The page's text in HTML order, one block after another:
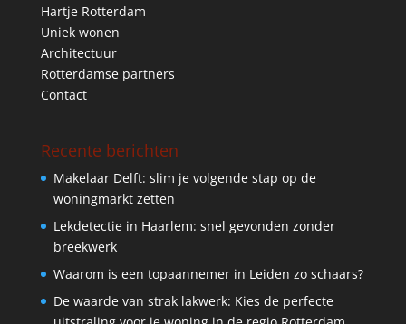
Hartje Rotterdam
Uniek wonen
Architectuur
Rotterdamse partners
Contact
Recente berichten
Makelaar Delft: slim je volgende stap op de
woningmarkt zetten
Lekdetectie in Haarlem: snel gevonden zonder
breekwerk
Waarom is een topaannemer in Leiden zo schaars?
De waarde van strak lakwerk: Kies de perfecte